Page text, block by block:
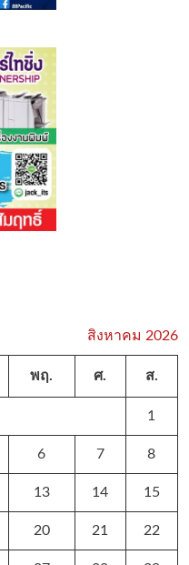
สิงหาคม 2026
พฤ. ศ. ส.
1
6 7 8
13 14 15
20 21 22